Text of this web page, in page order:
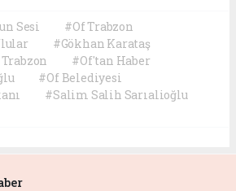
Sesi
#Of Trabzon
#Gökhan Karataş
#Of'tan Haber
#Of Belediyesi
#Salim Salih Sarıalioğlu